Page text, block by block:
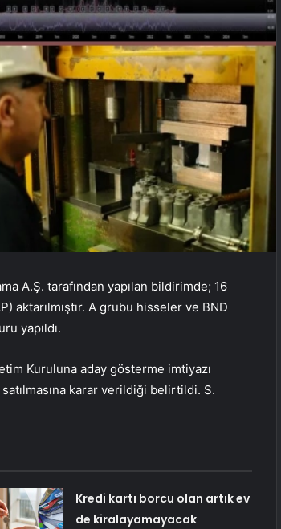
A.Ş. tarafından yapılan bildirimde; 16
aktarılmıştır. A grubu hisseler ve BND
yapıldı.
Kuruluna aday gösterme imtiyazı
karar verildiği belirtildi. S.
Kredi kartı borcu olan artık ev
de kiralayamayacak